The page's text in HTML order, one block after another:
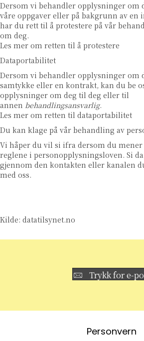
Dersom vi behandler opplysninger om
våre oppgaver eller på bakgrunn av en
har du rett til å protestere på vår
om deg.
Les mer om retten til å protestere
Dataportabilitet
Dersom vi behandler opplysninger om
samtykke eller en kontrakt, kan du be
opplysninger om deg til deg eller til
annen behandlingsansvarlig.
Les mer om retten til dataportabilitet
Du kan klage på vår behandling av
Vi håper du vil si ifra dersom du
reglene i personopplysningsloven. Si
gjennom den kontakten eller kanalen
med oss.
Kilde: datatilsynet.no
Trykk for e-
Personvern